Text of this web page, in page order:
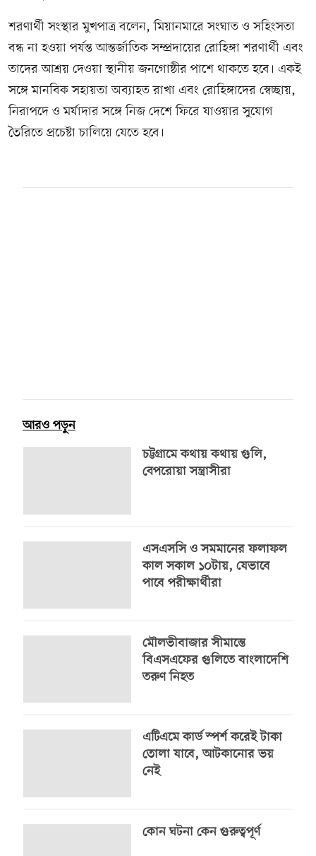
শরণার্থী সংস্থার মুখপাত্র বলেন, মিয়ানমারে সংঘাত ও সহিংসতা
বন্ধ না হওয়া পর্যন্ত আন্তর্জাতিক সম্প্রদায়ের রোহিঙ্গা শরণার্থী এবং
তাদের আশ্রয় দেওয়া স্থানীয় জনগোষ্ঠীর পাশে থাকতে হবে। একই
সঙ্গে মানবিক সহায়তা অব্যাহত রাখা এবং রোহিঙ্গাদের স্বেচ্ছায়,
নিরাপদে ও মর্যাদার সঙ্গে নিজ দেশে ফিরে যাওয়ার সুযোগ
তৈরিতে প্রচেষ্টা চালিয়ে যেতে হবে।
আরও পড়ুন
চট্টগ্রামে কথায় কথায় গুলি,
বেপরোয়া সন্ত্রাসীরা
এসএসসি ও সমমানের ফলাফল
কাল সকাল ১০টায়, যেভাবে
পাবে পরীক্ষার্থীরা
মৌলভীবাজার সীমান্তে
বিএসএফের গুলিতে বাংলাদেশি
তরুণ নিহত
এটিএমে কার্ড স্পর্শ করেই টাকা
তোলা যাবে, আটকানোর ভয়
নেই
কোন ঘটনা কেন গুরুত্বপূর্ণ